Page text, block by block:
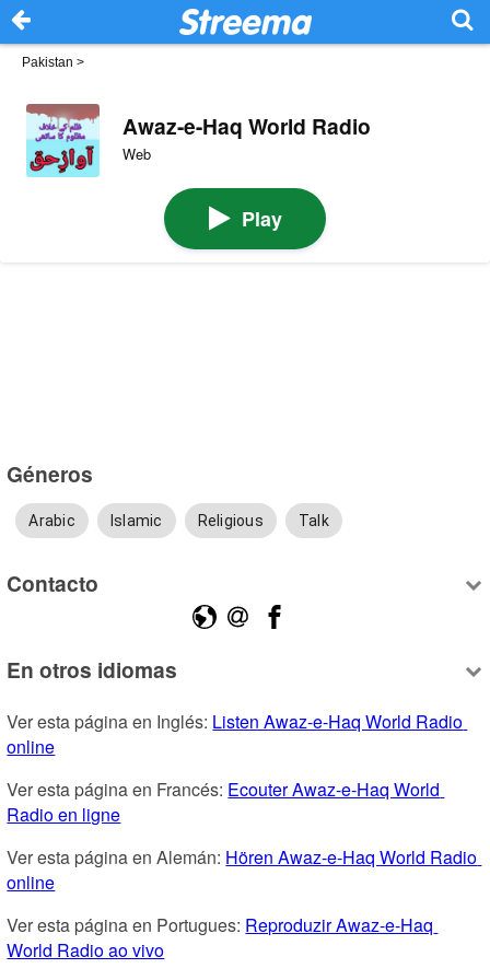
Pakistan >
Awaz-e-Haq World Radio
Web
Play
Géneros
Arabic Islamic Religious Talk
Contacto
En otros idiomas
Ver esta página en Inglés: Listen Awaz-e-Haq World Radio
online
Ver esta página en Francés: Ecouter Awaz-e-Haq World
Radio en ligne
Ver esta página en Alemán: Hören Awaz-e-Haq World Radio
online
Ver esta página en Portugues: Reproduzir Awaz-e-Haq
World Radio ao vivo